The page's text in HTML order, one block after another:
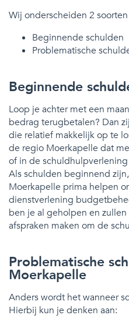
Wij onderscheiden 2
Beginnende schulden
Problematische
Beginnende
Loop je achter met een
bedrag terugbetalen? Dan
die relatief makkelijk op te
de regio Moerkapelle dat
of in de
Als schulden beginnend
Moerkapelle prima helpen
dienstverlening
ben je al geholpen en
afspraken maken om de
Problematische
Moerkapelle
Anders wordt het wanneer
Hierbij kun je denken aan: